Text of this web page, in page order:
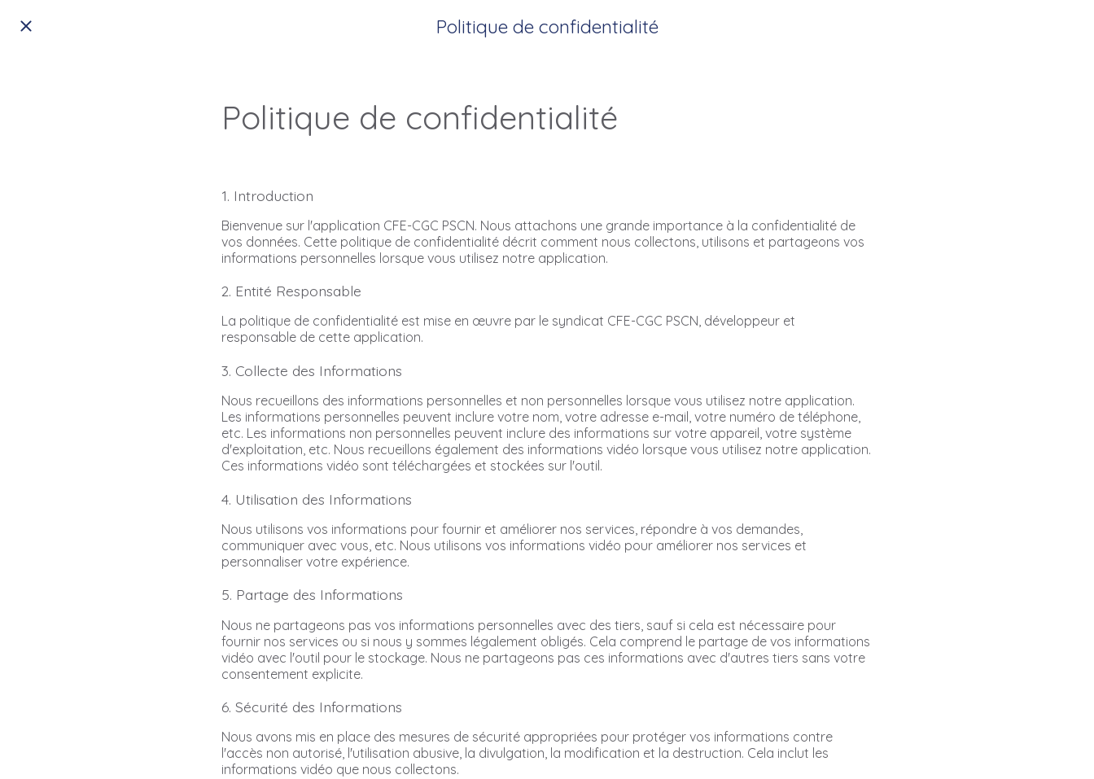
Politique de confidentialité
Politique de confidentialité
1. Introduction
Bienvenue sur l'application CFE-CGC PSCN. Nous attachons une grande importance à la confidentialité de
vos données. Cette politique de confidentialité décrit comment nous collectons, utilisons et partageons vos
informations personnelles lorsque vous utilisez notre application.
2. Entité Responsable
La politique de confidentialité est mise en œuvre par le syndicat CFE-CGC PSCN, développeur et
responsable de cette application.
3. Collecte des Informations
Nous recueillons des informations personnelles et non personnelles lorsque vous utilisez notre application.
Les informations personnelles peuvent inclure votre nom, votre adresse e-mail, votre numéro de téléphone,
etc. Les informations non personnelles peuvent inclure des informations sur votre appareil, votre système
d'exploitation, etc. Nous recueillons également des informations vidéo lorsque vous utilisez notre application.
Ces informations vidéo sont téléchargées et stockées sur l'outil.
4. Utilisation des Informations
Nous utilisons vos informations pour fournir et améliorer nos services, répondre à vos demandes,
communiquer avec vous, etc. Nous utilisons vos informations vidéo pour améliorer nos services et
personnaliser votre expérience.
5. Partage des Informations
Nous ne partageons pas vos informations personnelles avec des tiers, sauf si cela est nécessaire pour
fournir nos services ou si nous y sommes légalement obligés. Cela comprend le partage de vos informations
vidéo avec l'outil pour le stockage. Nous ne partageons pas ces informations avec d'autres tiers sans votre
consentement explicite.
6. Sécurité des Informations
Nous avons mis en place des mesures de sécurité appropriées pour protéger vos informations contre
l'accès non autorisé, l'utilisation abusive, la divulgation, la modification et la destruction. Cela inclut les
informations vidéo que nous collectons.